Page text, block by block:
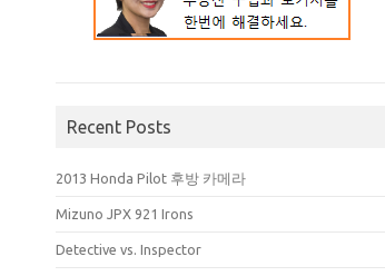
Recent Posts
2013 Honda Pilot 후방 카메라
Mizuno JPX 921 Irons
Detective vs. Inspector